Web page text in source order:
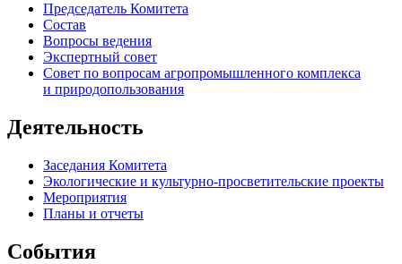
Председатель Комитета
Состав
Вопросы ведения
Экспертный совет
Совет по вопросам агропромышленного комплекса
и природопользования
Деятельность
Заседания Комитета
Экологические и культурно-просветительские проекты
Мероприятия
Планы и отчеты
События